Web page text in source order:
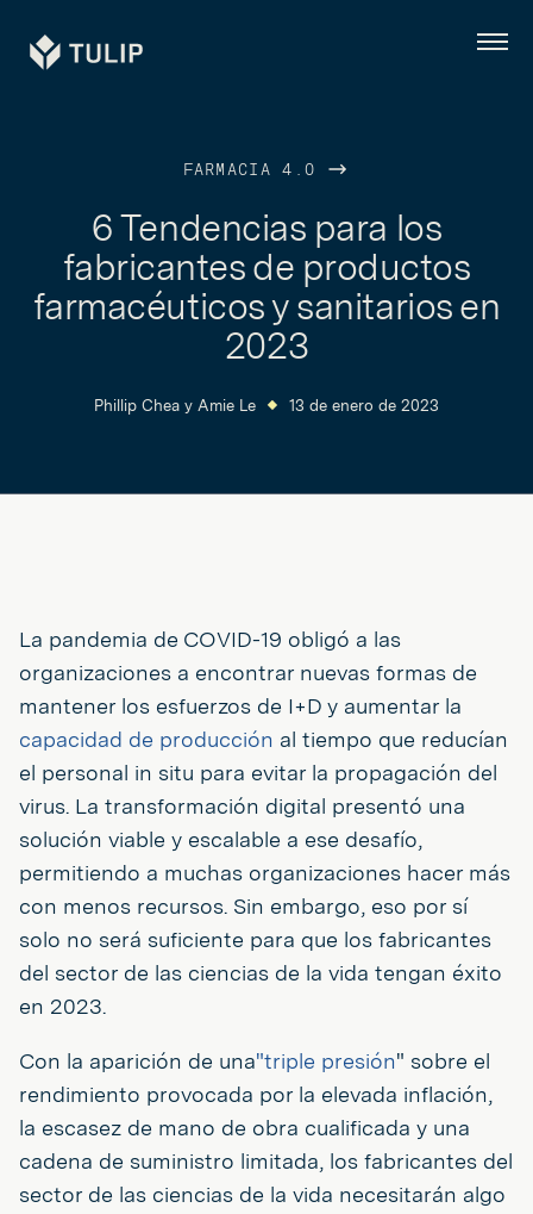
Tulip Menú
FARMACIA 4.0
6 Tendencias para los
fabricantes de productos
farmacéuticos y sanitarios en
2023
Phillip Chea y Amie Le 13 de enero de 2023
La pandemia de COVID-19 obligó a las
organizaciones a encontrar nuevas formas de
mantener los esfuerzos de I+D y aumentar la
capacidad de producción al tiempo que reducían
el personal in situ para evitar la propagación del
virus. La transformación digital presentó una
solución viable y escalable a ese desafío,
permitiendo a muchas organizaciones hacer más
con menos recursos. Sin embargo, eso por sí
solo no será suficiente para que los fabricantes
del sector de las ciencias de la vida tengan éxito
en 2023.
Con la aparición de una"triple presión" sobre el
rendimiento provocada por la elevada inflación,
la escasez de mano de obra cualificada y una
cadena de suministro limitada, los fabricantes del
sector de las ciencias de la vida necesitarán algo